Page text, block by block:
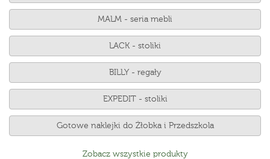
MALM - seria mebli
LACK - stoliki
BILLY - regały
EXPEDIT - stoliki
Gotowe naklejki do Żłobka i Przedszkola
Zobacz wszystkie produkty